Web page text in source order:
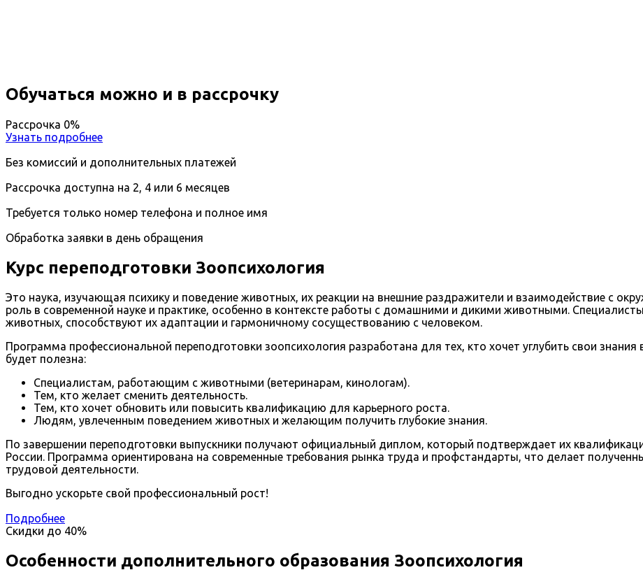
Обучаться можно и в рассрочку
Рассрочка 0%
Узнать подробнее
Без комиссий и дополнительных платежей
Рассрочка доступна на 2, 4 или 6 месяцев
Требуется только номер телефона и полное имя
Обработка заявки в день обращения
Курс переподготовки Зоопсихология
Это наука, изучающая психику и поведение животных, их реакции на внешние раздражители и взаимодействие с
роль в современной науке и практике, особенно в контексте работы с домашними и дикими животными.
животных, способствуют их адаптации и гармоничному сосуществованию с человеком.
Программа профессиональной переподготовки зоопсихология разработана для тех, кто хочет углубить свои
будет полезна:
Специалистам, работающим с животными (ветеринарам, кинологам).
Тем, кто желает сменить деятельность.
Тем, кто хочет обновить или повысить квалификацию для карьерного роста.
Людям, увлеченным поведением животных и желающим получить глубокие знания.
По завершении переподготовки выпускники получают официальный диплом, который подтверждает их
России. Программа ориентирована на современные требования рынка труда и профстандарты, что делает
трудовой деятельности.
Выгодно ускорьте свой профессиональный рост!
Подробнее
Скидки до 40%
Особенности дополнительного образования Зоопсихология